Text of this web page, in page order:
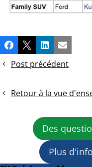
Partager
cette
publication!
Facebook
X LinkedInEmail
Post précédent
Opinion
Le Retour à la vue
Des
Plus